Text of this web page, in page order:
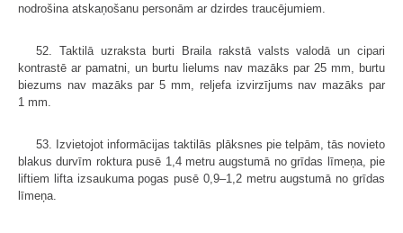
nodrošina atskaņošanu personām ar dzirdes traucējumiem.
52. Taktilā uzraksta burti Braila rakstā valsts valodā un cipari
kontrastē ar pamatni, un burtu lielums nav mazāks par 25 mm, burtu
biezums nav mazāks par 5 mm, reljefa izvirzījums nav mazāks par
1 mm.
53. Izvietojot informācijas taktilās plāksnes pie telpām, tās novieto
blakus durvīm roktura pusē 1,4 metru augstumā no grīdas līmeņa, pie
liftiem lifta izsaukuma pogas pusē 0,9–1,2 metru augstumā no grīdas
līmeņa.